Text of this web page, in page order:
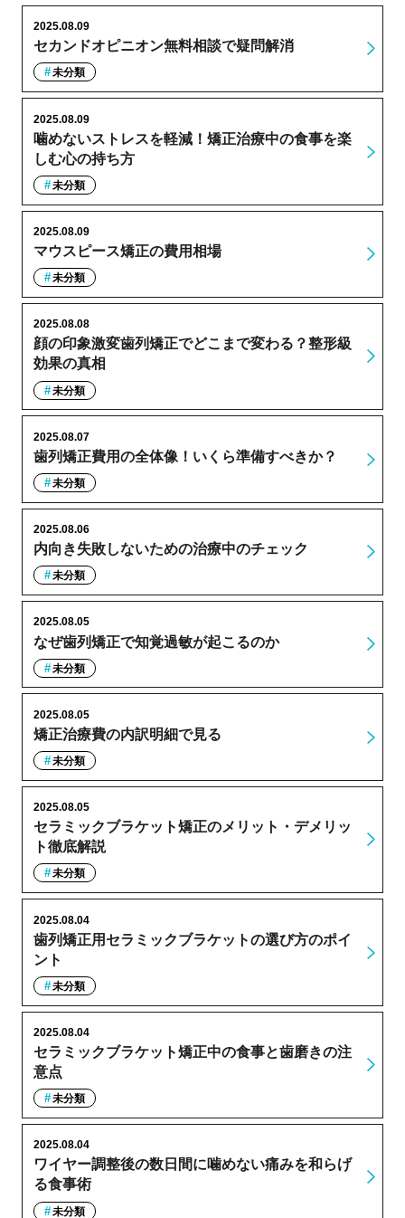
セカンドオピニオン無料相談で疑問解消
2025.08.09
未分類
噛めないストレスを軽減！矯正治療中の食事を楽
しむ心の持ち方
2025.08.09
未分類
マウスピース矯正の費用相場
2025.08.09
未分類
顔の印象激変歯列矯正でどこまで変わる？整形級
効果の真相
2025.08.08
未分類
歯列矯正費用の全体像！いくら準備すべきか？
2025.08.07
未分類
内向き失敗しないための治療中のチェック
2025.08.06
未分類
なぜ歯列矯正で知覚過敏が起こるのか
2025.08.05
未分類
矯正治療費の内訳明細で見る
2025.08.05
未分類
セラミックブラケット矯正のメリット・デメリッ
ト徹底解説
2025.08.05
未分類
歯列矯正用セラミックブラケットの選び方のポイ
ント
2025.08.04
未分類
セラミックブラケット矯正中の食事と歯磨きの注
意点
2025.08.04
未分類
ワイヤー調整後の数日間に噛めない痛みを和らげ
る食事術
2025.08.04
未分類